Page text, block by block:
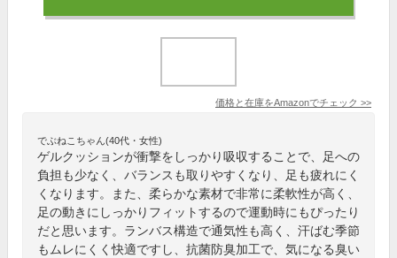
価格と在庫をAmazonでチェック >>
でぶねこちゃん(40代・女性)
ゲルクッションが衝撃をしっかり吸収することで、足への
負担も少なく、バランスも取りやすくなり、足も疲れにく
くなります。また、柔らかな素材で非常に柔軟性が高く、
足の動きにしっかりフィットするので運動時にもぴったり
だと思います。ランバス構造で通気性も高く、汗ばむ季節
もムレにくく快適ですし、抗菌防臭加工で、気になる臭い